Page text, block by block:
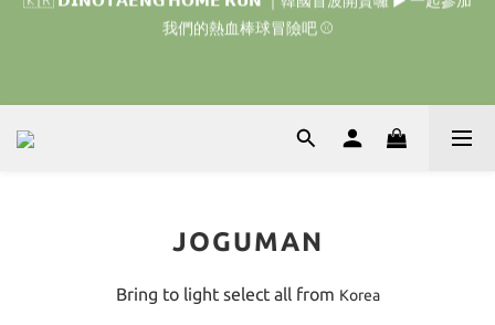
🇰🇷 𝗗𝗜𝗡𝗢𝗧𝗔𝗘𝗡𝗚 𝗛𝗢𝗠𝗘 𝗥𝗨𝗡 ｜韓國首波開賣囉 ▶ 一起參加
我們的熱血棒球冒險吧 ⚾️
🇯🇵 𝗗𝗜𝗡𝗢𝗧𝗔𝗘𝗡𝗚 𝗢𝗡𝗘 𝗠𝗢𝗥𝗘 𝗕𝗜𝗧𝗘｜日本限時接單中
7/30(四) – 8/1(六)
🇰🇷 𝗗𝗜𝗡𝗢𝗧𝗔𝗘𝗡𝗚 𝗛𝗢𝗠𝗘 𝗥𝗨𝗡 ｜韓國首波開賣囉 ▶ 一起參加
JOGUMAN
Bring to light select all from Korea